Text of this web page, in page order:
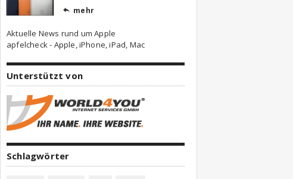
 mehr
Aktuelle News rund um Apple
apfelcheck - Apple, iPhone, iPad, Mac
Unterstützt von
Schlagwörter